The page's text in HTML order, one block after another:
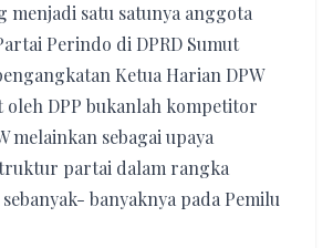
menjadi satu satunya anggota
Perindo di DPRD Sumut
Ketua Harian DPW
oleh DPP bukanlah kompetitor
melainkan sebagai upaya
partai dalam rangka
banyaknya pada Pemilu